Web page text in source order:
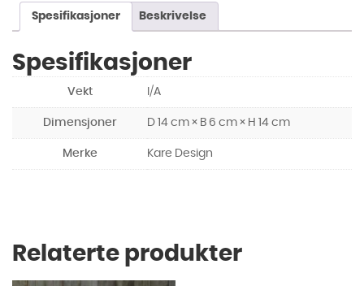
Spesifikasjoner Beskrivelse
Spesifikasjoner
Vekt I/A
Dimensjoner D 14 cm × B 6 cm × H 14 cm
Merke Kare Design
Relaterte produkter